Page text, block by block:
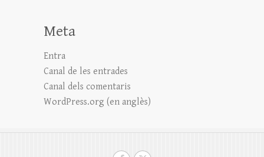
Meta
Entra
Canal de les entrades
Canal dels comentaris
WordPress.org (en anglès)